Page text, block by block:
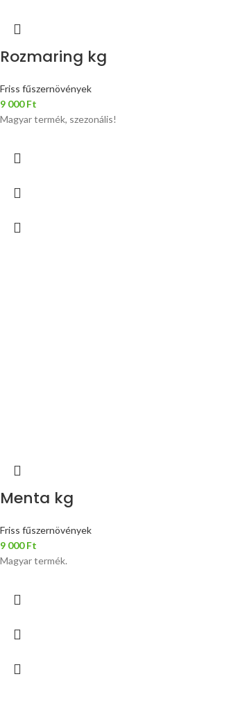
Rozmaring kg
Friss fűszernövények
9 000Ft
Magyar termék, szezonális!
Menta kg
Friss fűszernövények
9 000Ft
Magyar termék.